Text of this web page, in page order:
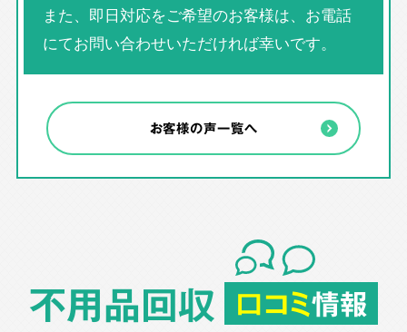
また、即日対応をご希望のお客様は、お電話
にてお問い合わせいただければ幸いです。
お客様の声一覧へ
不用品回収 口コミ情報